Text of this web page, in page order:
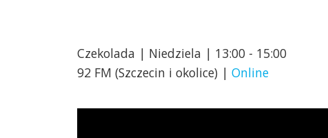
Czekolada | Niedziela | 13:00 - 15:00
92 FM (Szczecin i okolice) | Online